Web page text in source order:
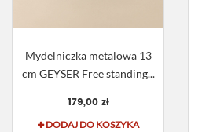
Mydelniczka metalowa 13
cm GEYSER Free standing...
179,00 zł
DODAJ DO KOSZYKA